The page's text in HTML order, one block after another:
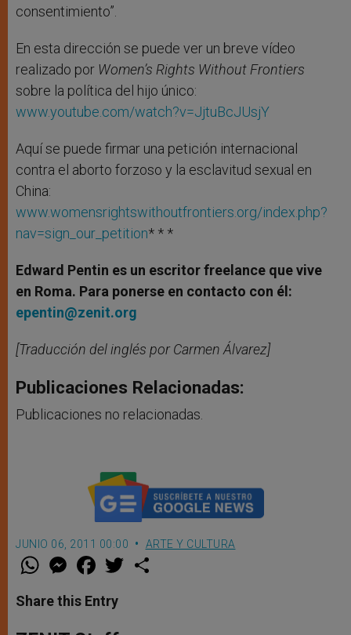
consentimiento”.
En esta dirección se puede ver un breve vídeo
realizado por Women’s Rights Without Frontiers
sobre la política del hijo único:
www.youtube.com/watch?v=JjtuBcJUsjY
Aquí se puede firmar una petición internacional
contra el aborto forzoso y la esclavitud sexual en
China:
www.womensrightswithoutfrontiers.org/index.php?
nav=sign_our_petition* * *
Edward Pentin es un escritor freelance que vive
en Roma. Para ponerse en contacto con él:
epentin@zenit.org
[Traducción del inglés por Carmen Álvarez]
Publicaciones Relacionadas:
Publicaciones no relacionadas.
JUNIO 06, 2011 00:00 ARTE Y CULTURA
W
t
s
M
e
s
e
F
a
e
b
w
Share this Entry